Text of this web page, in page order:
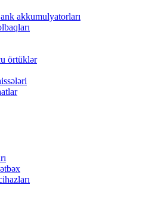
akkumulyatorları
örtüklər